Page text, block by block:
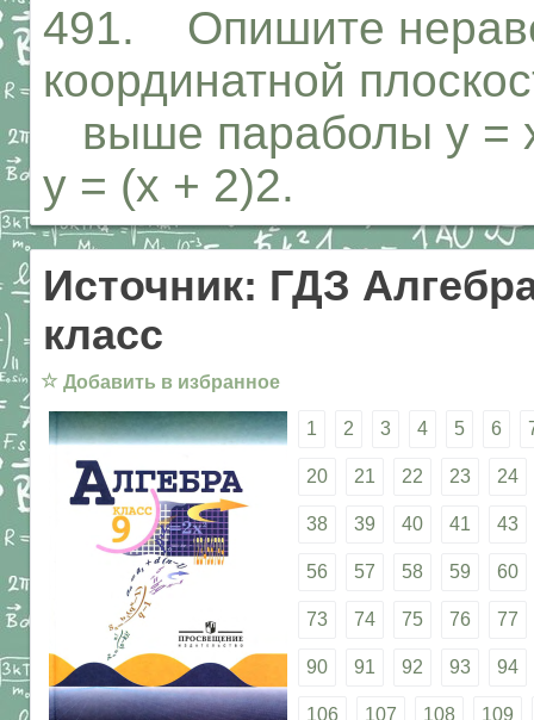
491. Опишите
координатной
выше параболы у =
у = (х + 2)2.
Источник: ГДЗ
класс
☆ Добавить в избранное
1 2 3 4 5 6
20 21 22 23 24
38 39 40 41 43
56 57 58 59 60
73 74 75 76 77
90 91 92 93 94
106 107 108 109